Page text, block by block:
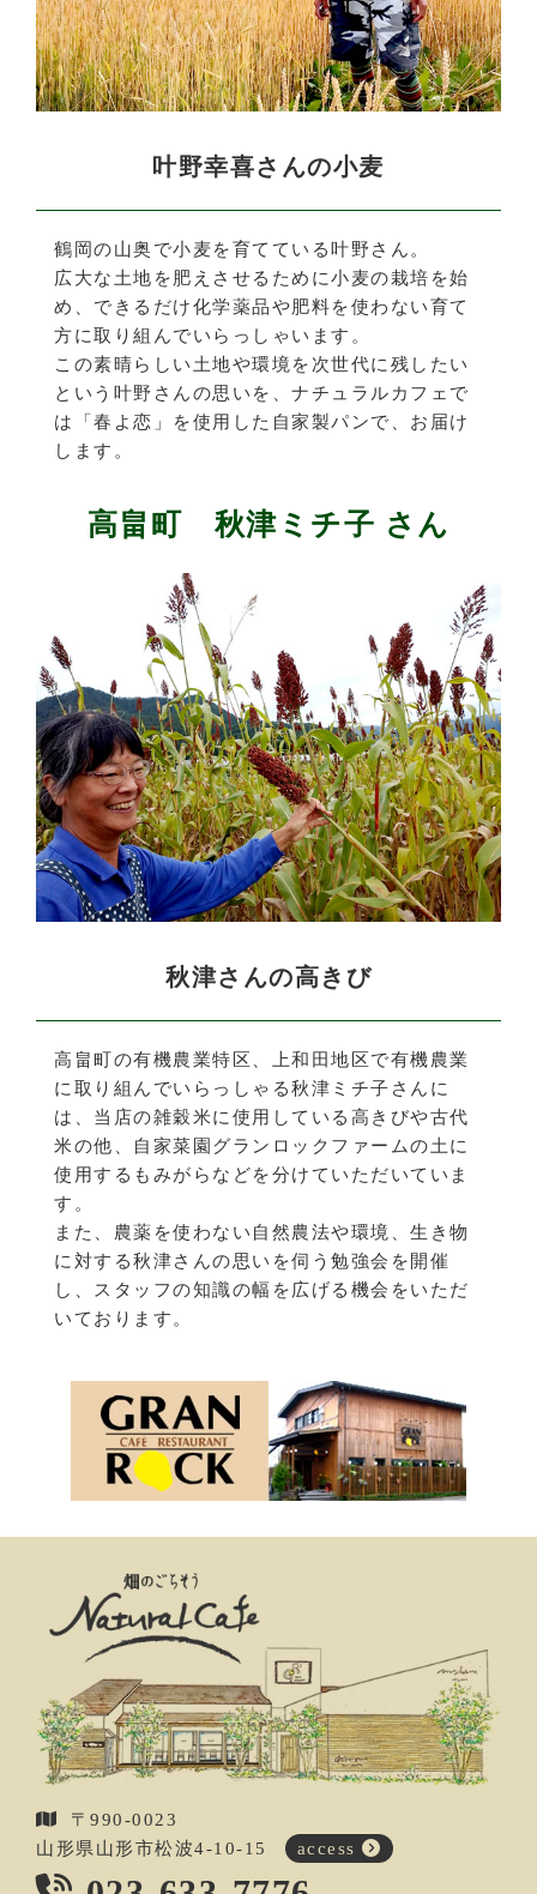
叶野幸喜さんの小麦
鶴岡の山奥で小麦を育てている叶野さん。
広大な土地を肥えさせるために小麦の栽培を始
め、できるだけ化学薬品や肥料を使わない育て
方に取り組んでいらっしゃいます。
この素晴らしい土地や環境を次世代に残したい
という叶野さんの思いを、ナチュラルカフェで
は「春よ恋」を使用した自家製パンで、お届け
します。
高畠町 秋津ミチ子 さん
秋津さんの高きび
高畠町の有機農業特区、上和田地区で有機農業
に取り組んでいらっしゃる秋津ミチ子さんに
は、当店の雑穀米に使用している高きびや古代
米の他、自家菜園グランロックファームの土に
使用するもみがらなどを分けていただいていま
す。
また、農薬を使わない自然農法や環境、生き物
に対する秋津さんの思いを伺う勉強会を開催
し、スタッフの知識の幅を広げる機会をいただ
いております。
〒990-0023
山形県山形市松波4-10-15
access